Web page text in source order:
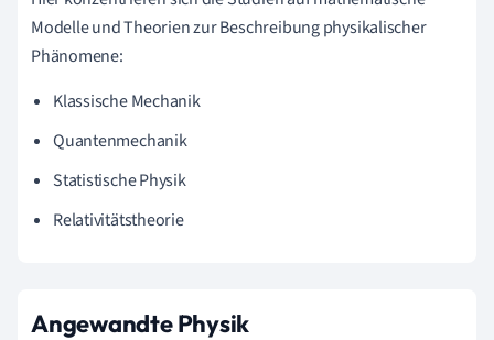
Modelle und Theorien zur Beschreibung physikalischer
Phänomene:
Klassische Mechanik
Quantenmechanik
Statistische Physik
Relativitätstheorie
Angewandte Physik